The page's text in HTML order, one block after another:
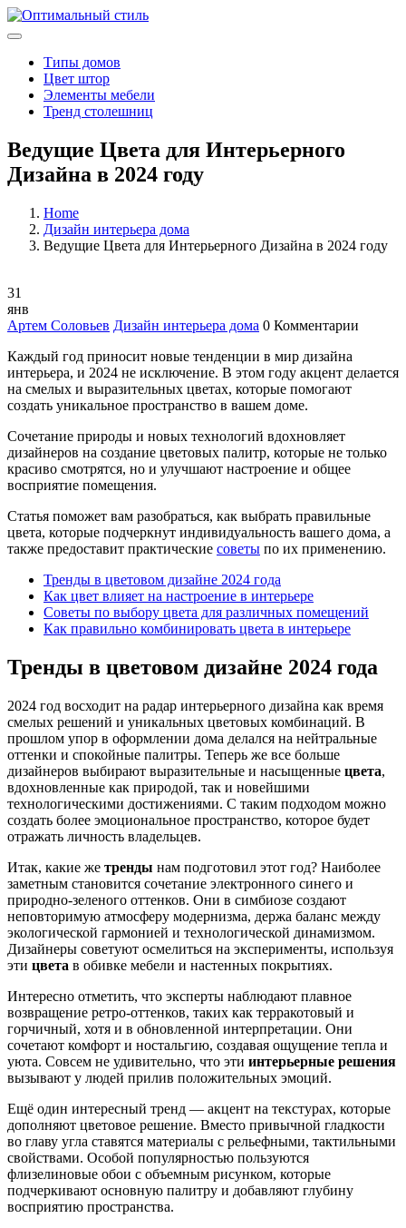
Типы домов
Цвет штор
Элементы мебели
Тренд столешниц
Ведущие Цвета для Интерьерного
Дизайна в 2024 году
Home
Дизайн интерьера дома
Ведущие Цвета для Интерьерного Дизайна в 2024 году
31
янв
Артем Соловьев Дизайн интерьера дома 0 Комментарии
Каждый год приносит новые тенденции в мир дизайна
интерьера, и 2024 не исключение. В этом году акцент делается
на смелых и выразительных цветах, которые помогают
создать уникальное пространство в вашем доме.
Сочетание природы и новых технологий вдохновляет
дизайнеров на создание цветовых палитр, которые не только
красиво смотрятся, но и улучшают настроение и общее
восприятие помещения.
Статья поможет вам разобраться, как выбрать правильные
цвета, которые подчеркнут индивидуальность вашего дома, а
также предоставит практические советы по их применению.
Тренды в цветовом дизайне 2024 года
Как цвет влияет на настроение в интерьере
Советы по выбору цвета для различных помещений
Как правильно комбинировать цвета в интерьере
Тренды в цветовом дизайне 2024 года
2024 год восходит на радар интерьерного дизайна как время
смелых решений и уникальных цветовых комбинаций. В
прошлом упор в оформлении дома делался на нейтральные
оттенки и спокойные палитры. Теперь же все больше
дизайнеров выбирают выразительные и насыщенные цвета,
вдохновленные как природой, так и новейшими
технологическими достижениями. С таким подходом можно
создать более эмоциональное пространство, которое будет
отражать личность владельцев.
Итак, какие же тренды нам подготовил этот год? Наиболее
заметным становится сочетание электронного синего и
природно-зеленого оттенков. Они в симбиозе создают
неповторимую атмосферу модернизма, держа баланс между
экологической гармонией и технологической динамизмом.
Дизайнеры советуют осмелиться на эксперименты, используя
эти цвета в обивке мебели и настенных покрытиях.
Интересно отметить, что эксперты наблюдают плавное
возвращение ретро-оттенков, таких как терракотовый и
горчичный, хотя и в обновленной интерпретации. Они
сочетают комфорт и ностальгию, создавая ощущение тепла и
уюта. Совсем не удивительно, что эти интерьерные решения
вызывают у людей прилив положительных эмоций.
Ещё один интересный тренд — акцент на текстурах, которые
дополняют цветовое решение. Вместо привычной гладкости
во главу угла ставятся материалы с рельефными, тактильными
свойствами. Особой популярностью пользуются
флизелиновые обои с объемным рисунком, которые
подчеркивают основную палитру и добавляют глубину
восприятию пространства.